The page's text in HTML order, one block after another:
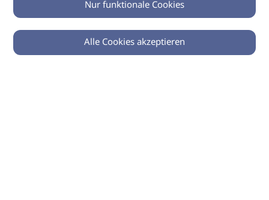
0
Nur funktionale Cookies
Alle Cookies akzeptieren